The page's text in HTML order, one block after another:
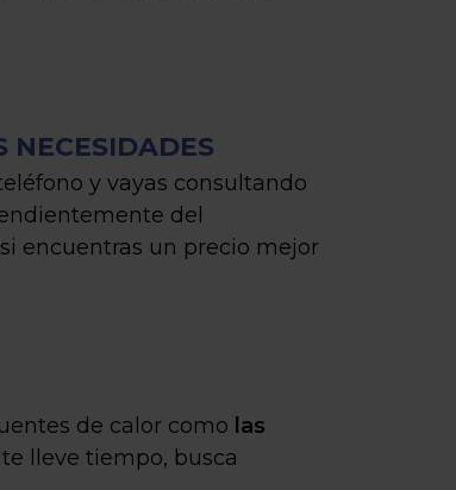
NECESIDADES
y vayas consultando
del
encuentras un precio mejor
de calor como las
lleve tiempo, busca